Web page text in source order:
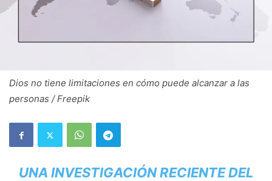
Dios no tiene limitaciones en cómo puede alcanzar a las
personas / Freepik
UNA INVESTIGACIÓN RECIENTE DEL